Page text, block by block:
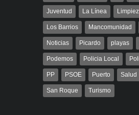
Juventud La Línea
Los Barrios Mancomunidad
Noticias Picardo playas
Podemos Policia Local
PP PSOE Puerto Salud
San Roque Turismo